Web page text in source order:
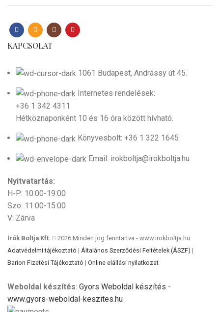
KAPCSOLAT
1061 Budapest, Andrássy út 45.
Internetes rendelések:
+36 1 342 4311
Hétköznaponként 10 és 16 óra között hívható.
Könyvesbolt: +36 1 322 1645
Email: irokboltja@irokboltja.hu
Nyitvatartás:
H-P: 10:00-19:00
Szo: 11:00-15:00
V: Zárva
Írók Boltja Kft.
2026 Minden jog fenntartva - www.irokboltja.hu
Adatvédelmi tájékoztató | Általános Szerződési Feltételek (ÁSZF) |
Barion Fizetési Tájékoztató | Online elállási nyilatkozat
Weboldal készítés: Gyors Weboldal készítés -
www.gyors-weboldal-keszites.hu